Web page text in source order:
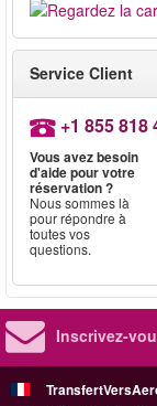
Service Client
+1 855 818
Vous avez besoin
d'aide pour votre
réservation ?
Nous sommes là
pour répondre à
toutes vos
questions.
Inscrivez-